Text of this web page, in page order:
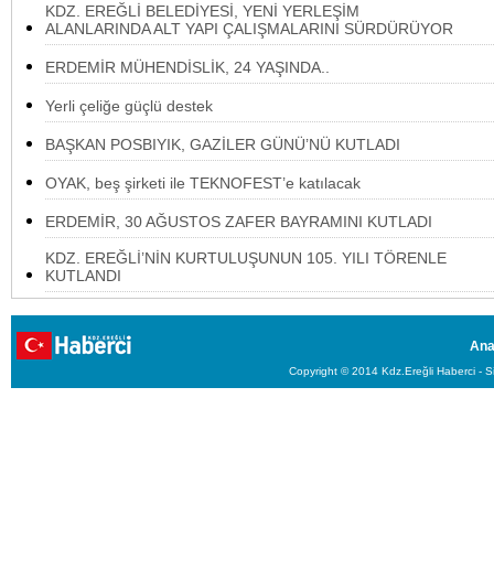
KDZ. EREĞLİ BELEDİYESİ, YENİ YERLEŞİM
ALANLARINDA ALT YAPI ÇALIŞMALARINI SÜRDÜRÜYOR
ERDEMİR MÜHENDİSLİK, 24 YAŞINDA..
Yerli çeliğe güçlü destek
BAŞKAN POSBIYIK, GAZİLER GÜNÜ’NÜ KUTLADI
OYAK, beş şirketi ile TEKNOFEST’e katılacak
ERDEMİR, 30 AĞUSTOS ZAFER BAYRAMINI KUTLADI
KDZ. EREĞLİ’NİN KURTULUŞUNUN 105. YILI TÖRENLE
KUTLANDI
Copyright © 2014 Kdz.Ereğli Haberci -